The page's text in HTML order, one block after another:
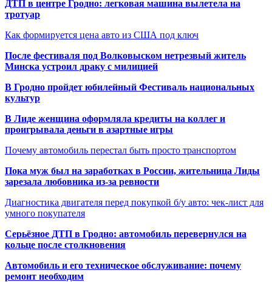
ДТП в центре Гродно: легковая машина вылетела на
тротуар
Как формируется цена авто из США под ключ
После фестиваля под Волковыском нетрезвый житель
Минска устроил драку с милицией
В Гродно пройдет юбилейный Фестиваль национальных
культур
В Лиде женщина оформляла кредиты на коллег и
проигрывала деньги в азартные игры
Почему автомобиль перестал быть просто транспортом
Пока муж был на заработках в России, жительница Лиды
зарезала любовника из-за ревности
Диагностика двигателя перед покупкой б/у авто: чек-лист для
умного покупателя
Серьёзное ДТП в Гродно: автомобиль перевернулся на
кольце после столкновения
Автомобиль и его техническое обслуживание: почему
ремонт необходим